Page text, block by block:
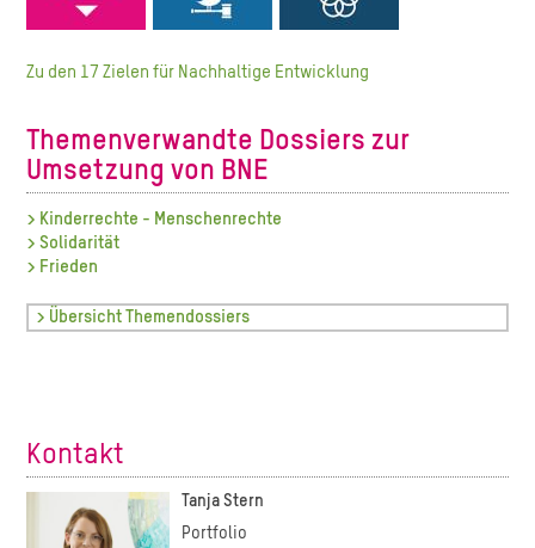
Zu den 17 Zielen für Nachhaltige Entwicklung
Themenverwandte Dossiers zur
Umsetzung von BNE
> Kinderrechte - Menschenrechte
>Solidarität
> Frieden
> Übersicht Themendossiers
Kontakt
Tanja Stern
Portfolio